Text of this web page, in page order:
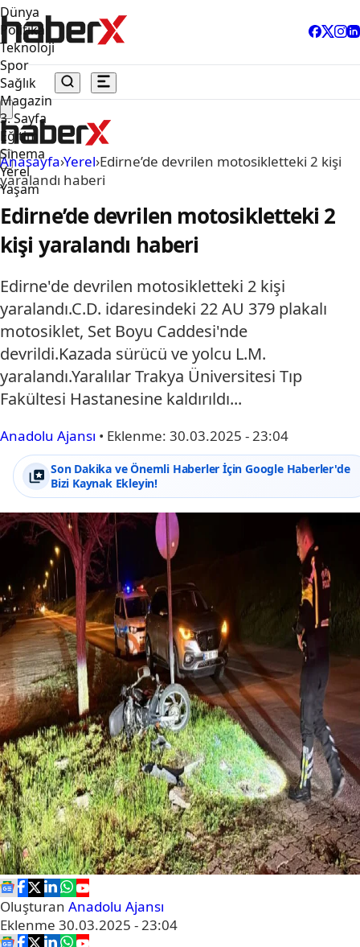
Dünya
Politika
Teknoloji
Spor
Sağlık
Magazin
3. Sayfa
Eğitim
Sinema
Yerel
Yaşam
Anasayfa›Yerel›Edirne’de devrilen motosikletteki 2 kişi
yaralandı haberi
Edirne’de devrilen motosikletteki 2
kişi yaralandı haberi
Edirne'de devrilen motosikletteki 2 kişi
yaralandı.C.D. idaresindeki 22 AU 379 plakalı
motosiklet, Set Boyu Caddesi'nde
devrildi.Kazada sürücü ve yolcu L.M.
yaralandı.Yaralılar Trakya Üniversitesi Tıp
Fakültesi Hastanesine kaldırıldı...
Anadolu Ajansı • Eklenme: 30.03.2025 - 23:04
Son Dakika ve Önemli Haberler İçin Google Haberler'de
Bizi Kaynak Ekleyin!
Oluşturan Anadolu Ajansı
Eklenme 30.03.2025 - 23:04